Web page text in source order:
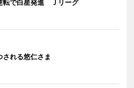
転で白星発進 Ｊリーグ
される悠仁さま